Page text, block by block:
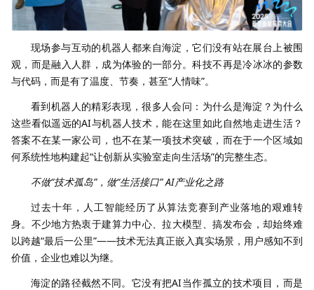
现场参与互动的机器人都来自海淀，它们没有站在展台上被围
观，而是融入人群，成为体验的一部分。科技不再是冷冰冰的参数
与代码，而是有了温度、节奏，甚至“人情味”。
看到机器人的精彩表现，很多人会问：为什么是海淀？为什么
这些看似遥远的AI与机器人技术，能在这里如此自然地走进生活？
答案不在某一家公司，也不在某一项技术突破，而在于一个区域如
何系统性地构建起“让创新从实验室走向生活场”的完整生态。
不做“技术孤岛”，做“生活接口” AI产业化之路
过去十年，人工智能经历了从算法竞赛到产业落地的艰难转
身。不少地方热衷于建算力中心、拉大模型、搞发布会，却始终难
以跨越“最后一公里”——技术无法真正嵌入真实场景，用户感知不到
价值，企业也难以为继。
海淀的路径截然不同。它没有把AI当作孤立的技术项目，而是